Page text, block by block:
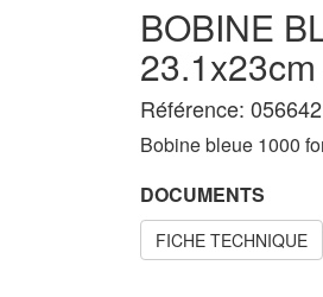
BOBINE
Référence:
Bobine bleue 1000
DOCUMENTS
FICHE TECHNIQUE